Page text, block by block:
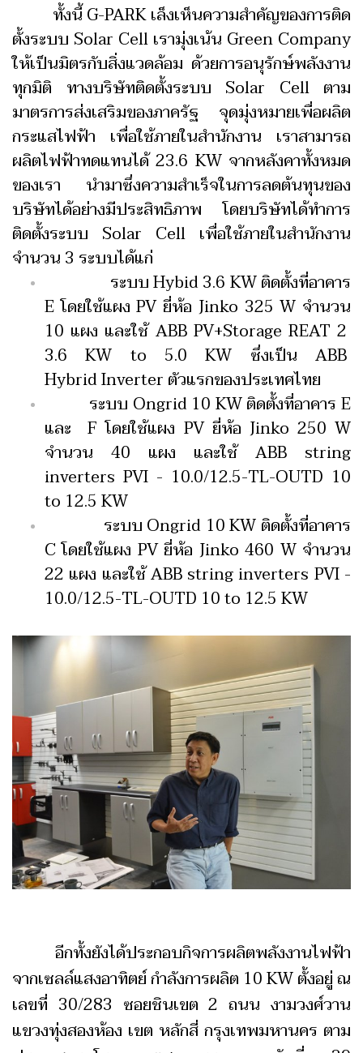
ทั้งนี้ G-PARK เล็งเห็นความสำคัญของการติด
ตั้งระบบ Solar Cell เรามุ่งเน้น Green Company
ให้เป็นมิตรกับสิ่งแวดล้อม ด้วยการอนุรักษ์พลังงาน
ทุกมิติ ทางบริษัทติดตั้งระบบ Solar Cell ตาม
มาตรการส่งเสริมของภาครัฐ จุดมุ่งหมายเพื่อผลิต
กระแสไฟฟ้า เพื่อใช้ภายในสำนักงาน เราสามารถ
ผลิตไฟฟ้าทดแทนได้ 23.6 KW จากหลังคาทั้งหมด
ของเรา นำมาซึ่งความสำเร็จในการลดต้นทุนของ
บริษัทได้อย่างมีประสิทธิภาพ โดยบริษัทได้ทำการ
ติดตั้งระบบ Solar Cell เพื่อใช้ภายในสำนักงาน
จำนวน 3 ระบบได้แก่
ระบบ Hybid 3.6 KW ติดตั้งที่อาคาร
E โดยใช้แผง PV ยี่ห้อ Jinko 325 W จำนวน
10 แผง และใช้ ABB PV+Storage REAT 2
3.6 KW to 5.0 KW ซึ่งเป็น ABB
HybridInverter ตัวแรกของประเทศไทย
ระบบ Ongrid 10 KW ติดตั้งที่อาคาร E
และ F โดยใช้แผง PV ยี่ห้อ Jinko 250 W
จำนวน 40 แผง และใช้ ABB string
inverters PVI - 10.0/12.5-TL-OUTD 10
to 12.5 KW
ระบบ Ongrid 10 KW ติดตั้งที่อาคาร
C โดยใช้แผง PV ยี่ห้อ Jinko 460 W จำนวน
22 แผง และใช้ ABB string inverters PVI -
10.0/12.5-TL-OUTD 10 to 12.5 KW
อีกทั้งยังได้ประกอบกิจการผลิตพลังงานไฟฟ้า
จากเซลล์แสงอาทิตย์ กำลังการผลิต 10 KW ตั้งอยู่ ณ
เลขที่ 30/283 ซอยชินเขต 2 ถนน งามวงศ์วาน
แขวงทุ่งสองห้อง เขต หลักสี่ กรุงเทพมหานคร ตาม